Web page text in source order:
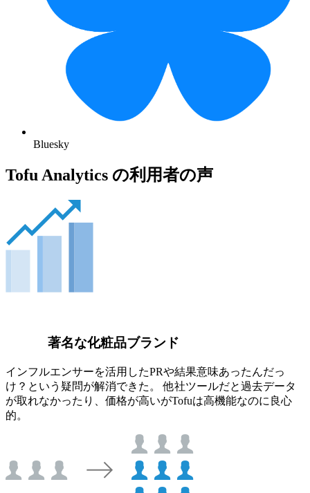
Bluesky
Tofu Analytics の利用者の声
著名な化粧品ブランド
インフルエンサーを活用したPRや結果意味あったんだっ
け？という疑問が解消できた。 他社ツールだと過去データ
が取れなかったり、価格が高いがTofuは高機能なのに良心
的。